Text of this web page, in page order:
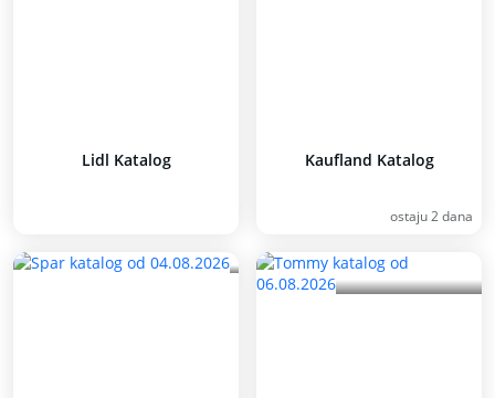
Lidl Katalog Kaufland Katalog
ostaju 2 dana